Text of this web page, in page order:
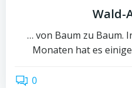
Wald-
… von Baum zu Baum.
Monaten hat es
0